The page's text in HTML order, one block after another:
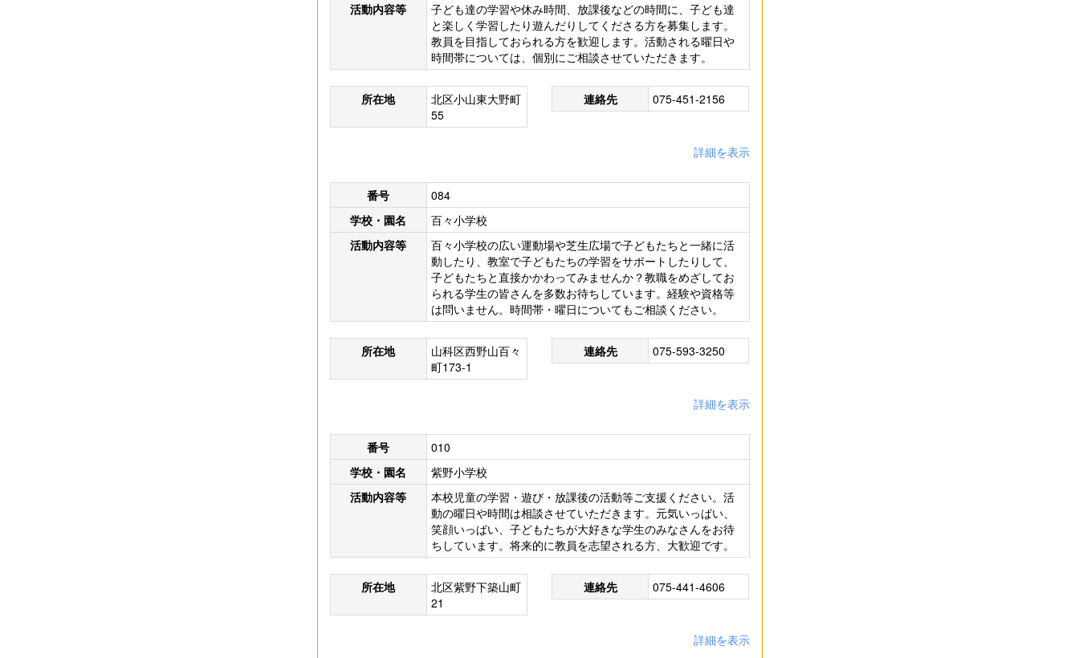
活動内容等
子ども達の学習や休み時間、放課後などの時間に、子ども達
と楽しく学習したり遊んだりしてくださる方を募集します。
教員を目指しておられる方を歓迎します。活動される曜日や
時間帯については、個別にご相談させていただきます。
所在地
北区小山東大野町
55
連絡先 075-451-2156
詳細を表示
番号
084
学校・園名
百々小学校
活動内容等
百々小学校の広い運動場や芝生広場で子どもたちと一緒に活
動したり、教室で子どもたちの学習をサポートしたりして、
子どもたちと直接かかわってみませんか？教職をめざしてお
られる学生の皆さんを多数お待ちしています。経験や資格等
は問いません。時間帯・曜日についてもご相談ください。
所在地
山科区西野山百々
町173-1
連絡先 075-593-3250
詳細を表示
番号
010
学校・園名
紫野小学校
活動内容等
本校児童の学習・遊び・放課後の活動等ご支援ください。活
動の曜日や時間は相談させていただきます。元気いっぱい、
笑顔いっぱい、子どもたちが大好きな学生のみなさんをお待
ちしています。将来的に教員を志望される方、大歓迎です。
所在地
北区紫野下築山町
21
連絡先 075-441-4606
詳細を表示